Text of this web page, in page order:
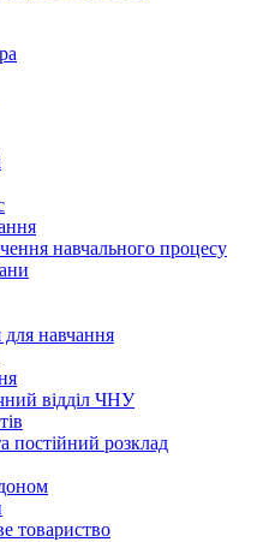
навчального процесу
навчання
відділ ЧНУ
постійний розклад
товариство